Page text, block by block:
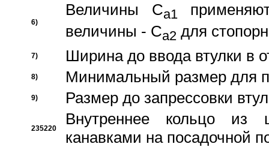
6)
Величины Ca1
величины - Ca2 для
7) Ширина до ввода втулки в
8) Минимальный размер для
9) Размер до запрессовки
235220
Внутреннее кольцо из
канавками на посадочной